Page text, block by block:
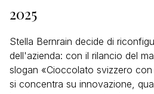
2025
Stella Bernrain decide di
dell'azienda: con il rilancio del
slogan «Cioccolato svizzero
si concentra su innovazione,